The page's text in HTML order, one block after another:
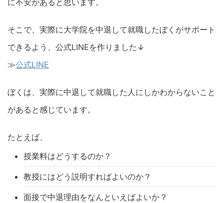
に不安があると思います。
そこで、実際に大学院を中退して就職したぼくがサポート
できるよう、公式LINEを作りました↓
≫公式LINE
ぼくは、実際に中退して就職した人にしかわからないこと
があると感じています。
たとえば、
授業料はどうするのか？
教授にはどう説明すればよいのか？
面接で中退理由をなんといえばよいか？